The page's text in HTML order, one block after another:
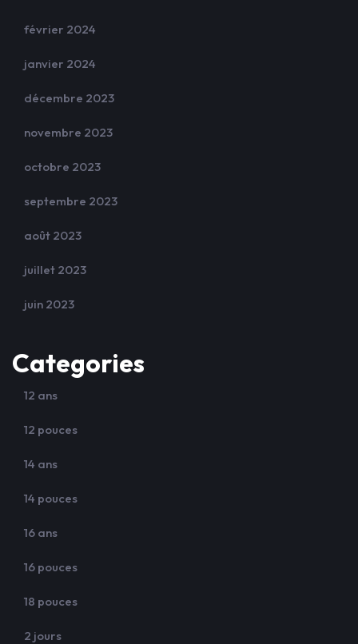
février 2024
janvier 2024
décembre 2023
novembre 2023
octobre 2023
septembre 2023
août 2023
juillet 2023
juin 2023
Categories
12 ans
12 pouces
14 ans
14 pouces
16 ans
16 pouces
18 pouces
2 jours